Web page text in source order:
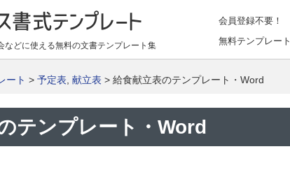
などに使える無料の文書テンプレート集
会員登録不要！
無料テンプレート
ート > 予定表 献立表 > 給食献立表のテンプレート・Word
テンプレート・Word